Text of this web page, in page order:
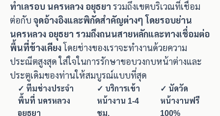
ทำเลรอบ นครหลวง อยุธยา รวมถึงเขตบริเวณที่เชื่อม
ต่อกับ จุดอ้างอิงและพิกัดสำคัญต่างๆ โดยรอบย่าน
นครหลวง อยุธยา รวมถึงถนนสายหลักและทางเชื่อมต่อ
พื้นที่ข้างเคียงโดยช่างของเราจะทำงานด้วยความ
ประณีตสูงสุด ใส่ใจในการรักษาขอบวงกบหน้าต่างและ
ประตูเดิมของท่านให้สมบูรณ์แบบที่สุด
✓ ทีมช่างประจำ
พื้นที่ นครหลวง
อยุธยา
✓ บริการเข้า
หน้างาน 1-4
ชม.
✓ นัดวัด
หน้างานฟรี
100%